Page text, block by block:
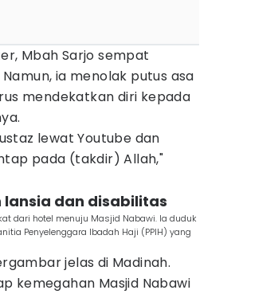
Mbah Sarjo sempat
ia menolak putus asa
mendekatkan diri kepada
lewat Youtube dan
pada (takdir) Allah,"
lansia dan disabilitas
dari hotel menuju Masjid Nabawi. Ia duduk
Penyelenggara Ibadah Haji (PPIH) yang
jelas di Madinah.
kemegahan Masjid Nabawi